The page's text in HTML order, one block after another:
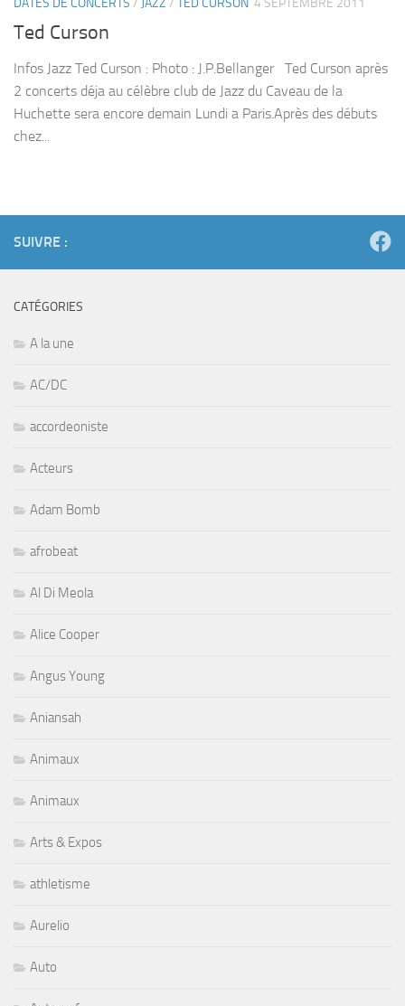
Ted Curson
Infos Jazz Ted Curson : Photo : J.P.Bellanger Ted Curson après
2 concerts déja au célèbre club de Jazz du Caveau de la
Huchette sera encore demain Lundi a Paris.Après des débuts
chez...
SUIVRE :
CATÉGORIES
A la une
AC/DC
accordeoniste
Acteurs
Adam Bomb
afrobeat
Al Di Meola
Alice Cooper
Angus Young
Aniansah
Animaux
Animaux
Arts & Expos
athletisme
Aurelio
Auto